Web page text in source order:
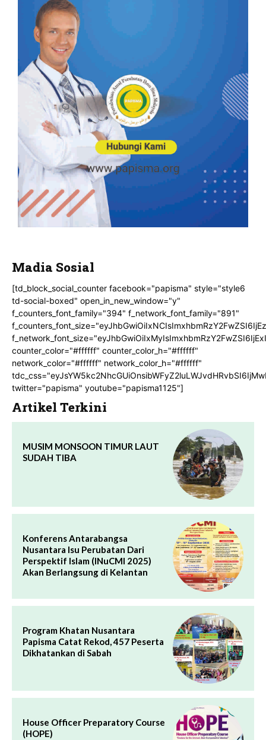
Madia Sosial
[td_block_social_counter facebook="papisma" style="style6
td-social-boxed" open_in_new_window="y"
f_counters_font_family="394" f_network_font_family="891"
counter_color="#ffffff" counter_color_h="#ffffff"
network_color="#ffffff" network_color_h="#ffffff"
twitter="papisma" youtube="papisma1125"]
Artikel Terkini
MUSIM MONSOON TIMUR LAUT
SUDAH TIBA
Konferens Antarabangsa
Nusantara Isu Perubatan Dari
Perspektif Islam (INuCMI 2025)
Akan Berlangsung di Kelantan
Program Khatan Nusantara
Papisma Catat Rekod, 457 Peserta
Dikhatankan di Sabah
House Officer Preparatory Course
(HOPE)